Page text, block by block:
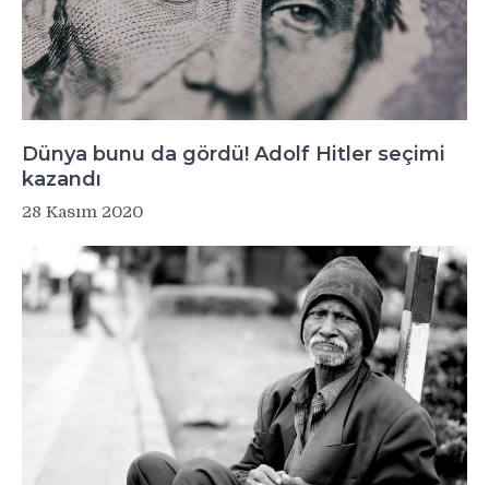
Dünya bunu da gördü! Adolf Hitler seçimi
kazandı
28 Kasım 2020